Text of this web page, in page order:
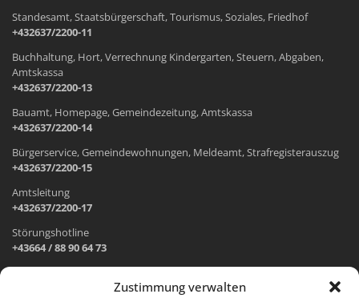
Zustimmung verwalten
Standesamt, Staatsbürgerschaft, Tourismus, Soziales, Friedhof
+432637/2200-11
Buchhaltung, Hort, Verrechnung Kindergarten, Steuern, Abgaben,
Amtskassa
+432637/2200-13
Bauamt, Homepage, Gemeindezeitung, Amtskassa
+432637/2200-14
Bürgerservice, Gemeindewohnungen, Meldeamt, Strafregisterauszug
+432637/2200-15
Amtsleitung
+432637/2200-17
Störungshotline
+43664 / 88 90 64 73